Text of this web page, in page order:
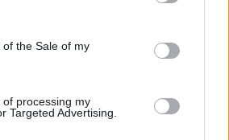
to Google and its third-party tags to
specified purposes in below Google
the Sale of my
processing my
Targeted Advertising.
στα «μαχαίρια» – Το ελληνικό
την παράσταση
με Πακιστάν και Σαουδική Αραβία
5 του ΝΑΤΟ, λέει ο Χακάν